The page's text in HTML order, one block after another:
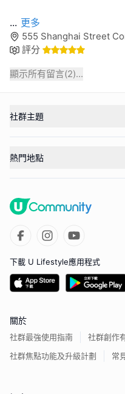
... 更多
555 Shanghai Street
評分
顯示所有留言(2)...
社群主題
熱門地點
下載 U Lifestyle應用程式
關於
社群最強使用指南
社群創作
社群焦點功能及升級計劃
常